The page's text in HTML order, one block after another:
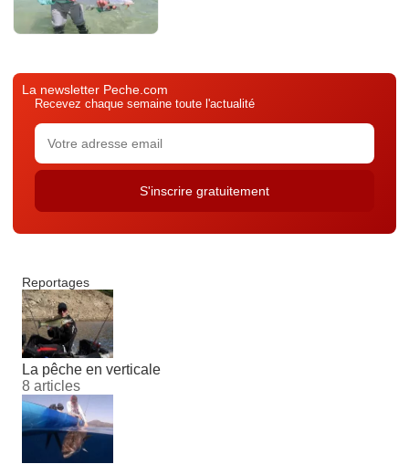
La newsletter Peche.com
Recevez chaque semaine toute l'actualité
Reportages
La pêche en verticale
8 articles